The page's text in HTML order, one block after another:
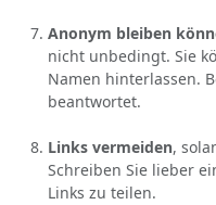
Anonym bleiben
nicht unbedingt. Sie
Namen hinterlassen.
beantwortet.
Links vermeiden,
Schreiben Sie lieber
Links zu teilen.